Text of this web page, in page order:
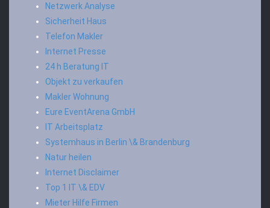
Netzwerk Analyse
Sicherheit Haus
Telefon Makler
Internet Presse
24 h Beratung IT
Objekt zu verkaufen
Makler Wohnung
Eure EventArena GmbH
IT Arbeitsplatz
Systemhaus in Berlin \& Brandenburg
Natur heilen
Internet Disclaimer
Top 1 IT \& EDV
Mieter Hilfe Firmen